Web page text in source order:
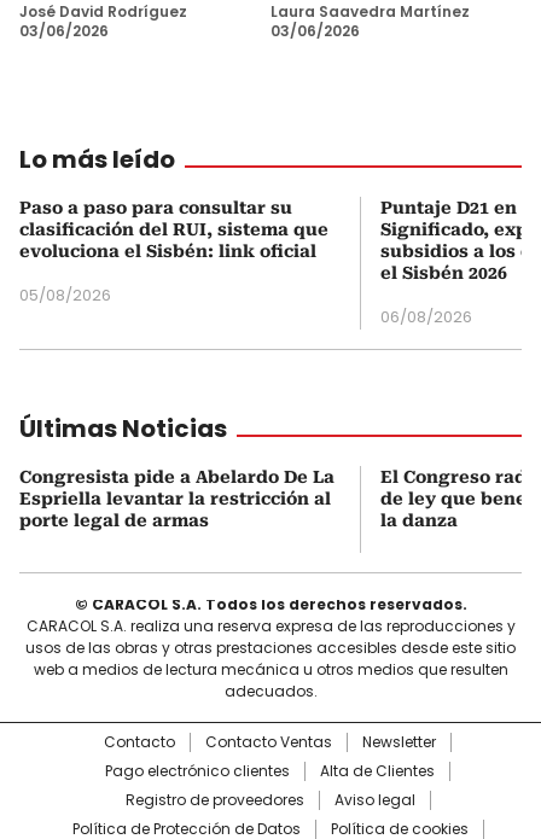
José David Rodríguez
03/06/2026
Laura Saavedra Martínez
03/06/2026
Lo más leído
Paso a paso para consultar su
clasificación del RUI, sistema que
evoluciona el Sisbén: link oficial
05/08/2026
Puntaje D21 en
Significado,
subsidios a los
el Sisbén 2026
06/08/2026
Últimas Noticias
Congresista pide a Abelardo De La
Espriella levantar la restricción al
porte legal de armas
El Congreso
de ley que
la danza
© CARACOL S.A. Todos los derechos reservados.
CARACOL S.A. realiza una reserva expresa de las reproducciones y
usos de las obras y otras prestaciones accesibles desde este sitio
web a medios de lectura mecánica u otros medios que resulten
adecuados.
Contacto Contacto Ventas
Newsletter
Pago electrónico clientes
Alta de Clientes
Registro de proveedores
Aviso legal
Política de Protección de Datos
Política de cookies